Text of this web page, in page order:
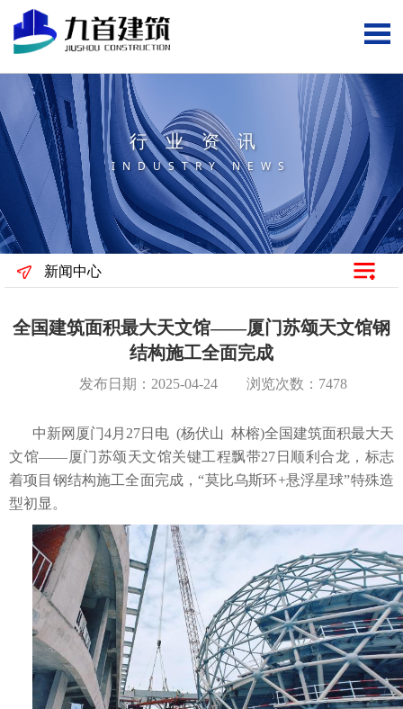
行业资讯
INDUSTRY NEWS
新闻中心
全国建筑面积最大天文馆——厦门苏颂天文馆钢
结构施工全面完成
发布日期：2025-04-24 浏览次数：7478
中新网厦门4月27日电 (杨伏山 林榕)全国建筑面积最大天
文馆——厦门苏颂天文馆关键工程飘带27日顺利合龙，标志
着项目钢结构施工全面完成，“莫比乌斯环+悬浮星球”特殊造
型初显。